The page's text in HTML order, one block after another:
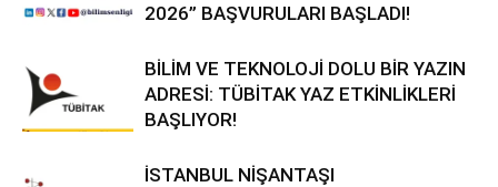
2026” BAŞVURULARI BAŞLADI!
BİLİM VE TEKNOLOJİ DOLU BİR YAZIN
ADRESİ: TÜBİTAK YAZ ETKİNLİKLERİ
BAŞLIYOR!
İSTANBUL NİŞANTAŞI